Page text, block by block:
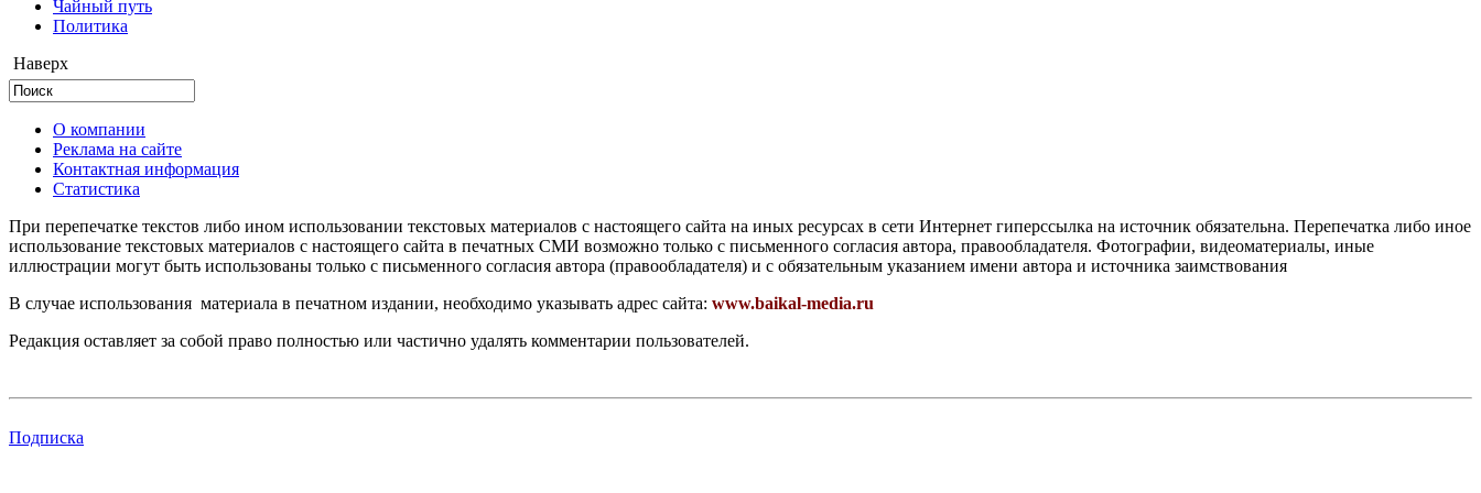
Чайный путь
Политика
Наверх
О компании
Реклама на сайте
Контактная информация
Статистика
При перепечатке текстов либо ином использовании текстовых материалов с настоящего сайта на иных ресурсах в сети Интернет гиперссылка на источник обязательна. Перепечатка либо иное
использование текстовых материалов с настоящего сайта в печатных СМИ возможно только с письменного согласия автора, правообладателя. Фотографии, видеоматериалы, иные
иллюстрации могут быть использованы только с письменного согласия автора (правообладателя) и с обязательным указанием имени автора и источника заимствования
В случае использования материала в печатном издании, необходимо указывать адрес сайта: www.baikal-media.ru
Редакция оставляет за собой право полностью или частично удалять комментарии пользователей.
Подписка